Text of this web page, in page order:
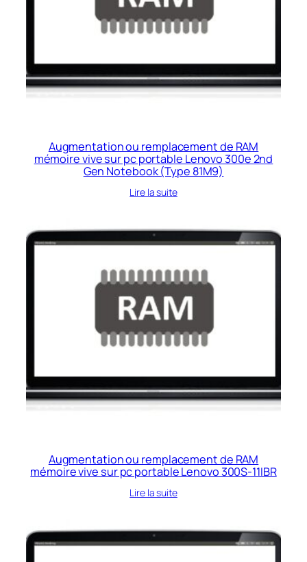
Augmentation ou remplacement de RAM
mémoire vive sur pc portable Lenovo 300e 2nd
Gen Notebook (Type 81M9)
Lire la suite
Augmentation ou remplacement de RAM
mémoire vive sur pc portable Lenovo 300S-11IBR
Lire la suite